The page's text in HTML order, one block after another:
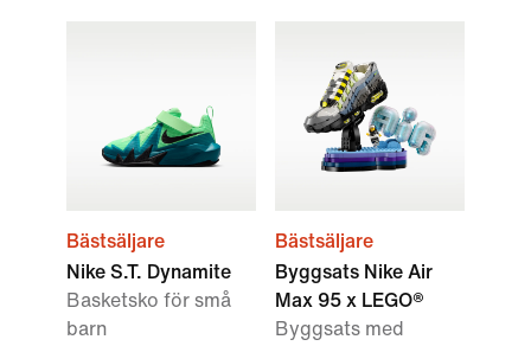
Bästsäljare
Nike S.T. Dynamite
Basketsko för små
barn
Bästsäljare
Byggsats Nike Air
Max 95 x LEGO®
Byggsats med